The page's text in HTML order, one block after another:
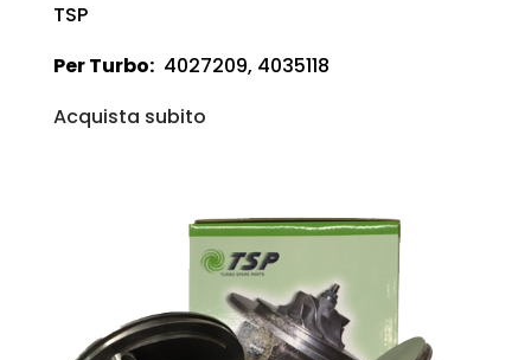
TSP
Per Turbo:4027209, 4035118
Acquista subito